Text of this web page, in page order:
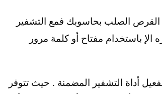
القرص الصلب بحاسوبك فمع التشفير
باستخدام مفتاح أو كلمة مرور
أداة التشفير المضمنة . حيث تتوفر